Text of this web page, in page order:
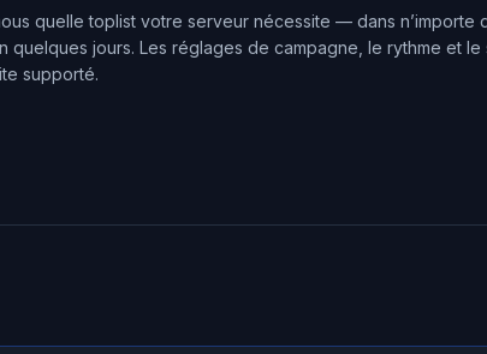
quelle toplist votre serveur nécessite — dans n’importe
jours. Les réglages de campagne, le rythme et le
supporté.